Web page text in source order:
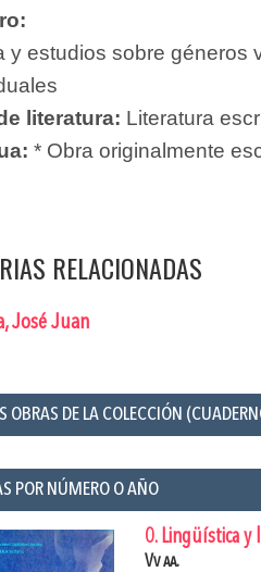
y estudios sobre géneros
literatura: Literatura
* Obra originalmente
RELACIONADAS
José Juan
OBRAS DE LA COLECCIÓN
POR NÚMERO O AÑO
0. Lingüística y
Vv aa.